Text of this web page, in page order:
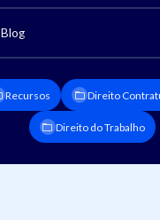
Blog
Recursos Direito
Direito do Trabalho